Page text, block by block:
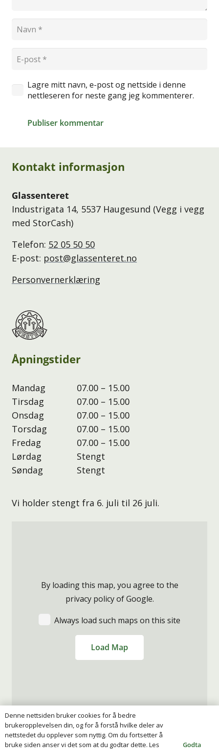
Lagre mitt navn, e-post og nettside i denne
nettleseren for neste gang jeg kommenterer.
Publiser kommentar
Kontakt informasjon
Glassenteret
Industrigata 14, 5537 Haugesund (Vegg i vegg
med StorCash)
Telefon: 52 05 50 50
E-post: post@glassenteret.no
Personvernerklæring
Åpningstider
Mandag
07.00 – 15.00
Tirsdag
07.00 – 15.00
Onsdag
07.00 – 15.00
Torsdag
07.00 – 15.00
Fredag
07.00 – 15.00
Lørdag
Stengt
Søndag
Stengt
Vi holder stengt fra 6. juli til 26 juli.
By loading this map, you agree to the
privacy policy ofGoogle.
Always load such maps on this site
Load Map
Denne nettsiden bruker cookies for å bedre
brukeropplevelsen din, og for å forstå hvilke deler av
nettstedet du opplever som nyttig. Om du fortsetter å
bruke siden anser vi det som at du godtar dette. Les
Godta